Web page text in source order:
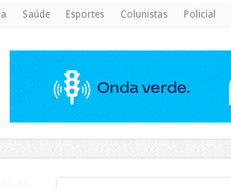
Saúde Esportes Colunistas Policial